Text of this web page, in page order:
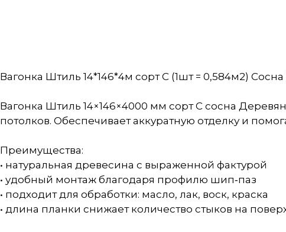
Вагонка Штиль 14*146*4м сорт С (1шт = 0,584м2)
Вагонка Штиль 14×146×4000 мм сорт С сосна
потолков. Обеспечивает аккуратную отделку и
Преимущества:
• натуральная древесина с выраженной фактурой
• удобный монтаж благодаря профилю шип‑паз
• подходит для обработки: масло, лак, воск, краска
• длина планки снижает количество стыков на